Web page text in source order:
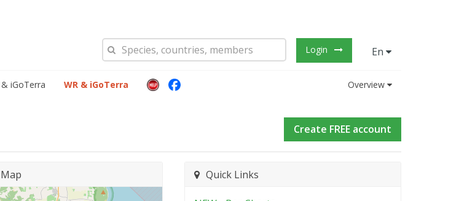
Login En
iGoTerra WR & iGoTerra Overview
Create FREE account
Quick Links